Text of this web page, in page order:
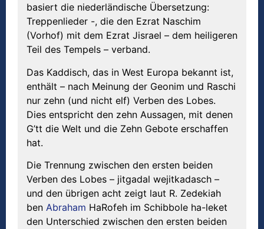
basiert die niederländische Übersetzung:
Treppenlieder -, die den Ezrat Naschim
(Vorhof) mit dem Ezrat Jisrael – dem heiligeren
Teil des Tempels – verband.
Das Kaddisch, das in West Europa bekannt ist,
enthält – nach Meinung der Geonim und Raschi
nur zehn (und nicht elf) Verben des Lobes.
Dies entspricht den zehn Aussagen, mit denen
G’tt die Welt und die Zehn Gebote erschaffen
hat.
Die Trennung zwischen den ersten beiden
Verben des Lobes – jitgadal wejitkadasch –
und den übrigen acht zeigt laut R. Zedekiah
ben Abraham HaRofeh im Schibbole ha-leket
den Unterschied zwischen den ersten beiden